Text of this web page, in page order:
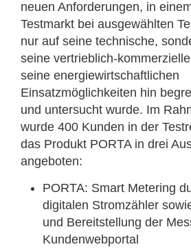
neuen Anforderungen, in
Testmarkt bei ausgewählten
nur auf seine technische,
seine vertrieblich-
seine energiewirtschaftlichen
Einsatzmöglichkeiten hin
und untersucht wurde. Im
wurde 400 Kunden in der
das Produkt PORTA in drei
angeboten:
PORTA: Smart Metering
digitalen Stromzähler
und Bereitstellung der
Kundenwebportal